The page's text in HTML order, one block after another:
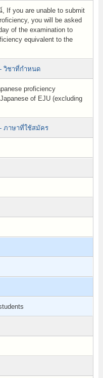
If you are unable to submit
you will be asked
of the examination to
equivalent to the
วิชาที่กำหนด
proficiency
of EJU (excluding
ภาษาที่ใช้สมัคร